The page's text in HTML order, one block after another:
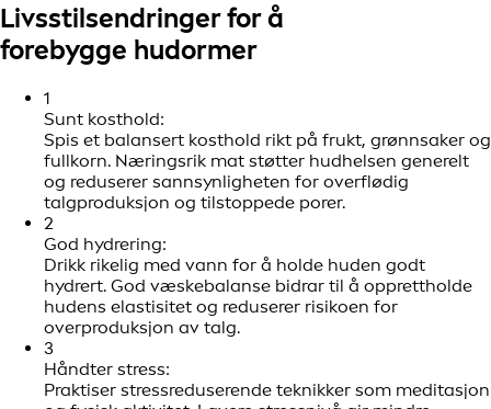
Livsstilsendringer for å
forebygge hudormer
1
Sunt kosthold:
Spis et balansert kosthold rikt på frukt, grønnsaker og
fullkorn. Næringsrik mat støtter hudhelsen generelt
og reduserer sannsynligheten for overflødig
talgproduksjon og tilstoppede porer.
2
God hydrering:
Drikk rikelig med vann for å holde huden godt
hydrert. God væskebalanse bidrar til å opprettholde
hudens elastisitet og reduserer risikoen for
overproduksjon av talg.
3
Håndter stress:
Praktiser stressreduserende teknikker som meditasjon